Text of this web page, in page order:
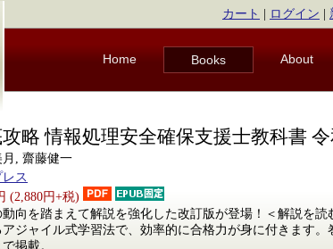
カート ログイン
Home Books About
略 情報処理安全確保支援士教科書
月, 齋藤健一
ス
(2,880円+税)
動向を踏まえて解説を強化した改訂版が登場！＜解説を
ジャイル式学習法で、効率的に合格力が身に付きます
掲載。